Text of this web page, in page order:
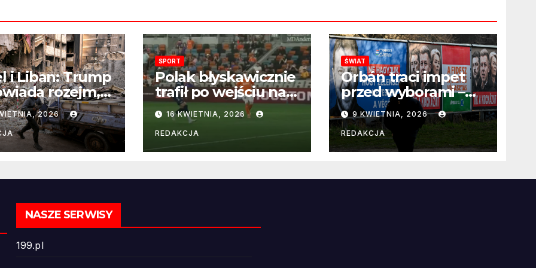
i Liban: Trump
rozejm,
wojny
odległa
2026
SPORT
Polak błyskawicznie
trafił po wejściu na
boisko – gol już po
22 sekundach!
16 KWIETNIA, 2026
REDAKCJA
ŚWIAT
Orbán traci impet
przed wyborami –
węgierska
propaganda
przestaje
przekonywać
9 KWIETNIA, 2026
REDAKCJA
NASZE SERWISY
199.pl